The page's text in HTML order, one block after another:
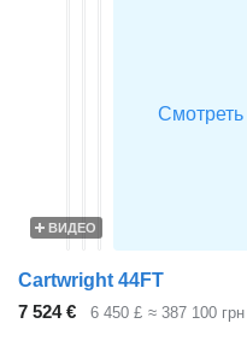
ВИДЕО
Cartwright 44FT
7 524 €
6 450 £ ≈ 387 100 грн